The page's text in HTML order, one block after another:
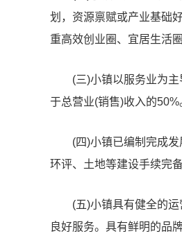
划，资源禀赋或产业基础
重高效创业圈、宜居生活
(三)小镇以服务业为
于总营业(销售)收入的50%
(四)小镇已编制完成
环评、土地等建设手续完
(五)小镇具有健全的
良好服务。具有鲜明的品